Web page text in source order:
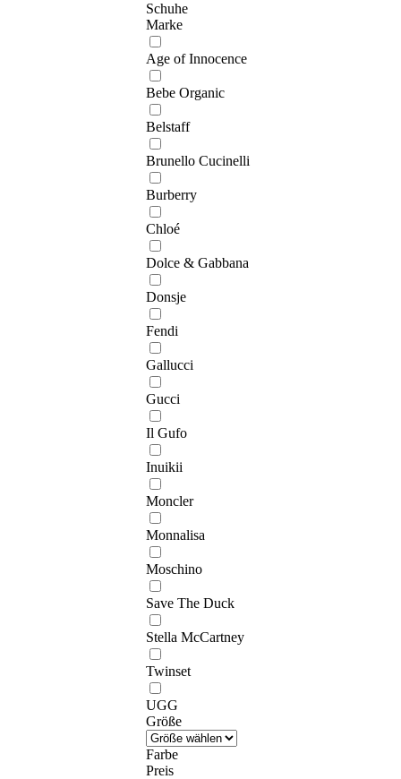
Schuhe
Marke
Age of Innocence
Bebe Organic
Belstaff
Brunello Cucinelli
Burberry
Chloé
Dolce & Gabbana
Donsje
Fendi
Gallucci
Gucci
Il Gufo
Inuikii
Moncler
Monnalisa
Moschino
Save The Duck
Stella McCartney
Twinset
UGG
Größe
Farbe
Preis